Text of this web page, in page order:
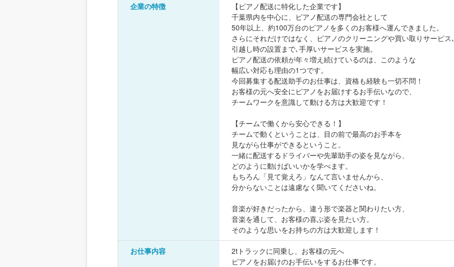
企業の特徴
【ピアノ配送に特化した企業です】
千葉県内を中心に、ピアノ配送の専門会社として
50年以上、約100万台のピアノを多くのお客様へ運んできました。
さらにそれだけではなく、ピアノのクリーニングや買い取りサービス
引越し時の設置まで､手厚いサービスを実施。
ピアノ配送の依頼が年々増え続けているのは、このような
幅広い対応も理由の1つです。
今回募集する配送助手のお仕事は、資格も経験も一切不問！
お客様の元へ安全にピアノをお届けするお手伝いなので、
チームワークを意識して動ける方は大歓迎です！
【チームで働くから安心できる！】
チームで動くということは、目の前で最高のお手本を
見ながら仕事ができるということ。
一緒に配送するドライバーや先輩助手の姿を見ながら、
どのように動けばいいかを学べます。
もちろん「見て覚えろ」なんて言いませんから、
分からないことは遠慮なく聞いてくださいね。
音楽が好きだったから、違う形で楽器と関わりたい方、
音楽を通して、お客様の喜ぶ姿を見たい方。
そのような思いをお持ちの方は大歓迎します！
お仕事内容
2tトラックに同乗し、お客様の元へ
ピアノをお届けのお手伝いをするお仕事です。